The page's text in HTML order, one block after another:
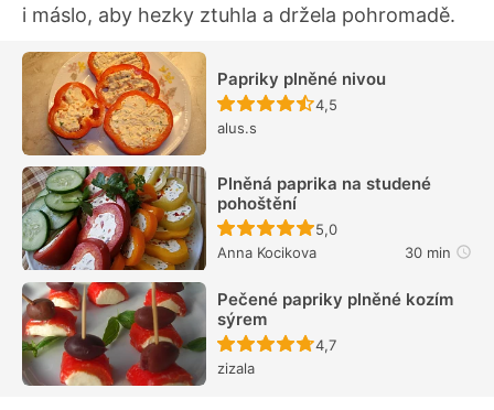
i máslo, aby hezky ztuhla a držela pohromadě.
Papriky plněné nivou
Recept ještě nebyl
4,5
alus.s
Plněná paprika na studené
pohoštění
Recept ještě nebyl
5,0
Anna Kocikova
30 min
Pečené papriky plněné kozím
sýrem
Recept ještě nebyl
4,7
zizala